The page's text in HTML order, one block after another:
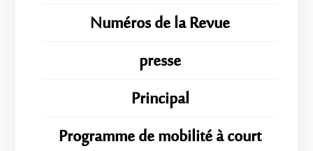
Numéros de la Revue
presse
Principal
Programme de mobilité à court